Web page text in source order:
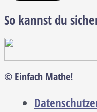
So kannst du
© Einfach Mathe!